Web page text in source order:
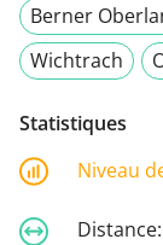
Berner
Wichtrach
Statistiques
Niveau
Distance: